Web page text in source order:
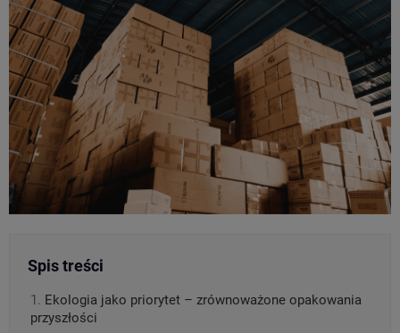
Spis treści
Ekologia jako priorytet – zrównoważone opakowania
przyszłości